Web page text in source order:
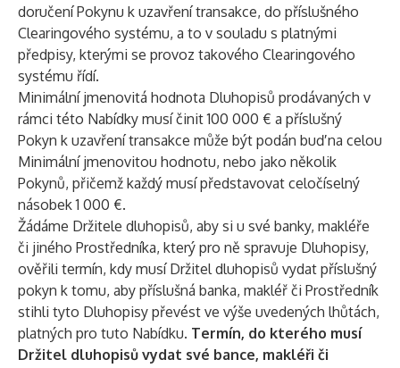
doručení Pokynu k uzavření transakce, do příslušného
Clearingového systému, a to v souladu s platnými
předpisy, kterými se provoz takového Clearingového
systému řídí.
Minimální jmenovitá hodnota Dluhopisů prodávaných v
rámci této Nabídky musí činit 100 000 € a příslušný
Pokyn k uzavření transakce může být podán buď na celou
Minimální jmenovitou hodnotu, nebo jako několik
Pokynů, přičemž každý musí představovat celočíselný
násobek 1 000 €.
Žádáme Držitele dluhopisů, aby si u své banky, makléře
či jiného Prostředníka, který pro ně spravuje Dluhopisy,
ověřili termín, kdy musí Držitel dluhopisů vydat příslušný
pokyn k tomu, aby příslušná banka, makléř či Prostředník
stihli tyto Dluhopisy převést ve výše uvedených lhůtách,
platných pro tuto Nabídku. Termín, do kterého musí
Držitel dluhopisů vydat své bance, makléři či